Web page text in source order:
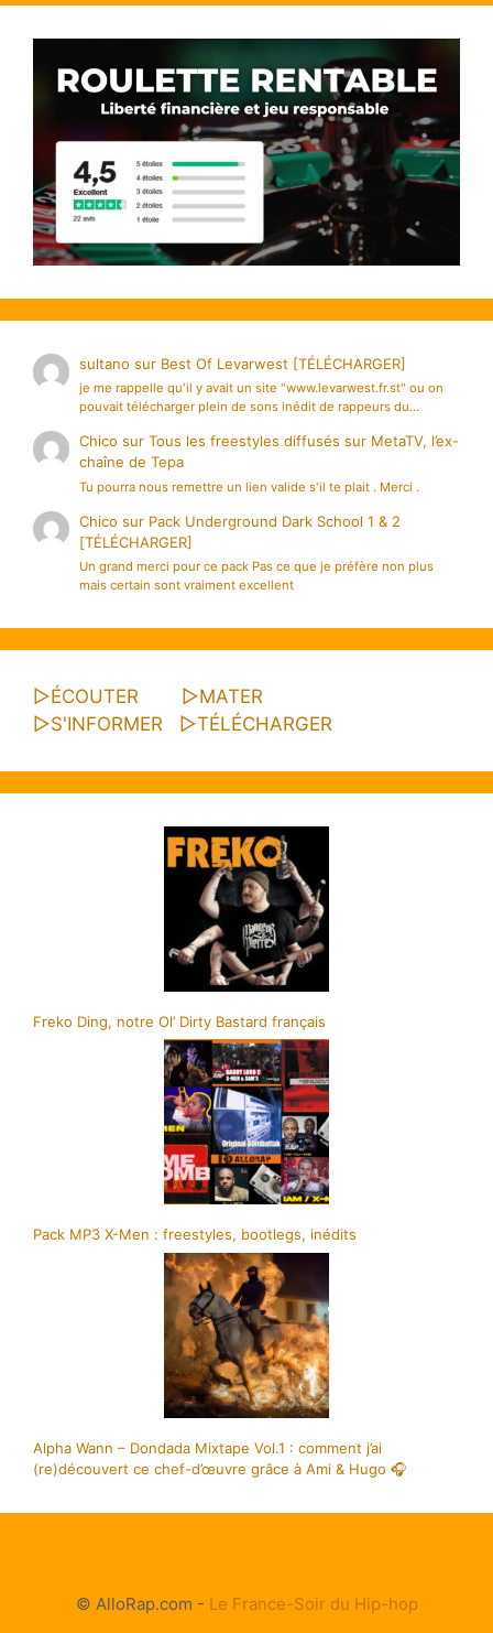
sultano sur Best Of Levarwest [TÉLÉCHARGER]
je me rappelle qu'il y avait un site "www.levarwest.fr.st" ou on
pouvait télécharger plein de sons inédit de rappeurs du…
Chico surTous les freestyles diffusés sur MetaTV, l’ex-
chaîne de Tepa
Tu pourra nous remettre un lien valide s'il te plait . Merci .
Chico sur Pack Underground Dark School 1 & 2
[TÉLÉCHARGER]
Un grand merci pour ce pack Pas ce que je préfère non plus
mais certain sont vraiment excellent
▷ÉCOUTER ▷MATER
▷S'INFORMER ▷TÉLÉCHARGER
Freko Ding, notre Ol’ Dirty Bastard français
Pack MP3 X-Men : freestyles, bootlegs, inédits
Alpha Wann – Dondada Mixtape Vol.1 : comment j’ai
(re)découvert ce chef-d’œuvre grâce à Ami & Hugo 🎧
© AlloRap.com - Le France-Soir du Hip-hop